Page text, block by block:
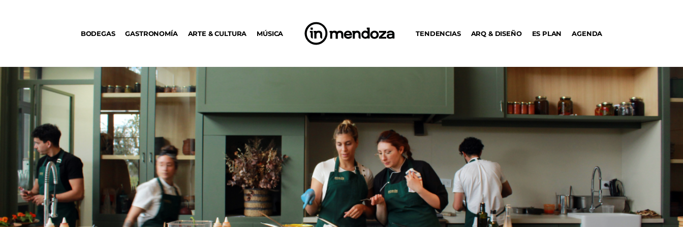
BODEGAS GASTRONOMÍA ARTE & CULTURA MÚSICA TENDENCIAS ARQ & DISEÑO ES PLAN AGENDA
MÚSICA
DÓNDE IR
TENDENCIAS
ARQ & DISEÑO
AGENDA